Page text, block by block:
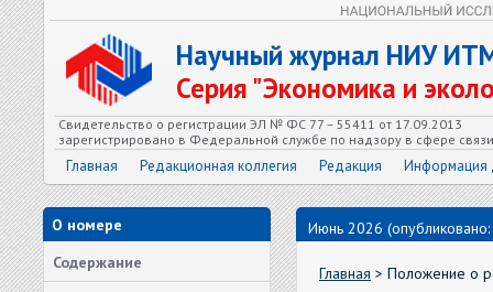
Научный журнал НИУ
Серия "Экономика и
Свидетельство о регистрации ЭЛ № ФС 77 – 55411 от 17.09.2013
зарегистрировано в Федеральной службе по надзору в сфере
Главная Редакционная коллегия Редакция Информация
О номере
Содержание
Июнь 2026
Главная > Положение о